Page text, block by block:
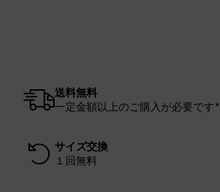
送料無料
一定金額以上のご購入が必要です*
サイズ交換
１回無料